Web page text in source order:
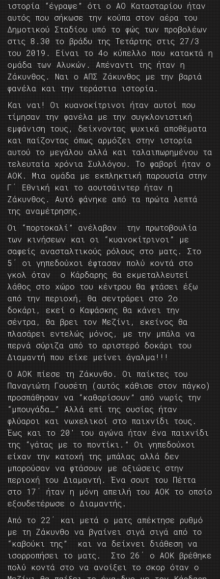
ιστορία “έγραψε” ότι ο ΑΟ Κατασταρίου ήταν
αυτός που σήκωσε την κούπα στον αέρα του
Δημοτικού Σταδίου υπό το φώς των προβολέων
στις 8.30 το βράδυ της Τετάρτης στις 27/3
του 2019. Είναι το 4ο κύπελλο που κατακτά η
ομάδα των Αλυκών. Απέναντι της ήταν η
Ζάκυνθος. Ναι ο ΑΠΣ Ζάκυνθος με την βαριά
φανέλα και την τεράστια ιστορία.
Και ναι! Οι κυανοκίτρινοι ήταν αυτοί που
τίμησαν την φανέλα με την συγκλονιστική
εμφάνιση τους, δείχνοντας ψυχικά αποθέματα
και παίζοντας όπως αρμόζει στην ιστορία
αυτού το μεγάλου αλλά και ταλαιπωρημένου τα
τελευταία χρόνια Συλλόγου. Το φαβορί ήταν ο
ΑΟΚ. Μια ομάδα με εκπληκτική παρουσία στην
Γ΄ Εθνική και το αουτσάιντερ ήταν η
Ζάκυνθος. Αυτό φάνηκε από τα πρώτα λεπτά
της αναμέτρησης.
Οι “πορτοκαλί” ανέλαβαν την πρωτοβουλία
των κινήσεων και οι “κυανοκίτρινοι” με
σαφείς ανασταλτικούς ρόλους στο ματς. Στο
5΄ οι γηπεδούχοι έφτασαν πολύ κοντά στο
γκολ όταν ο Κάρδαρης θα εκμεταλλευτεί
λάθος στο χώρο του κέντρου θα φτάσει έξω
από την περιοχή, θα σεντράρει στο 2ο
δοκάρι, εκεί ο Καψάσκης θα κάνει την
σέντρα, θα βρει τον Μεζίνι, εκείνος θα
πλασάρει εντελώς μόνος, με την μπάλα να
περνά σύριζα από το αριστερό δοκάρι του
Διαμαντή που είχε μείνει άγαλμα!!!
Ο ΑΟΚ πίεσε τη Ζάκυνθο. Οι παίκτες του
Παναγιώτη Γουσέτη (αυτός κάθισε στον πάγκο)
προσπάθησαν να “καθαρίσουν” από νωρίς την
“μπουγάδα…” Αλλά επί της ουσίας ήταν
φλύαροι και νωχελικοί στο παιχνίδι τους.
Έως και το 20′ του αγώνα ήταν ένα παιχνίδι
της “γάτας με το ποντίκι.” Οι γηπεδούχοι
είχαν την κατοχή της μπάλας αλλά δεν
μπορούσαν να φτάσουν με αξιώσεις στην
περιοχή του Διαμαντή. Ένα σουτ του Πέττα
στο 17΄ ήταν η μόνη απειλή του ΑΟΚ το οποίο
εξουδετέρωσε ο Διαμαντής.
Από το 22΄ και μετά ο ματς απέκτησε ρυθμό
με τη Ζάκυνθο να βγαίνει σιγά σιγά από το
“καβούκι της” και να δείχνει διάθεση να
ισορροπήσει το ματς. Στο 26΄ ο ΑΟΚ βρέθηκε
πολύ κοντά στο να ανοίξει το σκορ όταν ο